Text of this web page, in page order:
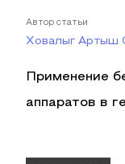
Автор статьи
Ховалыг Артыш
Применение
аппаратов в